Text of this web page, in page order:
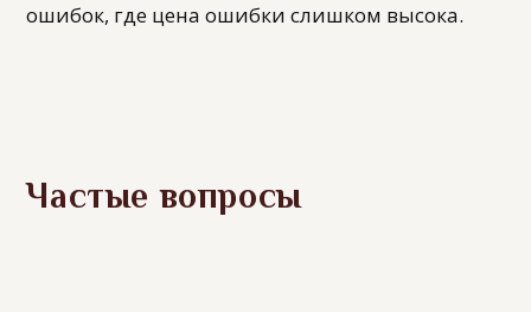
ошибок, где цена ошибки слишком высока.
Частые вопросы